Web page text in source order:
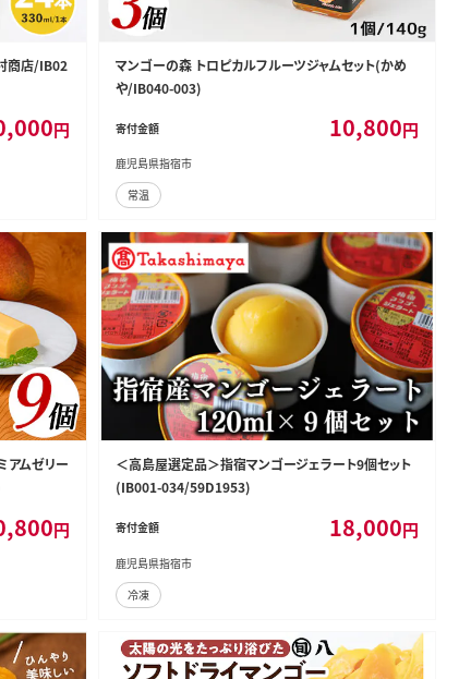
商店/IB02
円
マンゴーの森 トロピカルフルーツジャムセット(かめ
や/IB040-003)
寄付金額 10,800円
鹿児島県指宿市
常温
アムゼリー
円
＜高島屋選定品＞指宿マンゴージェラート9個セット
(IB001-034/59D1953)
寄付金額 18,000円
鹿児島県指宿市
冷凍